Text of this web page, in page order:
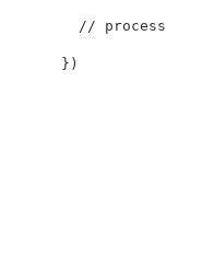
// process
})